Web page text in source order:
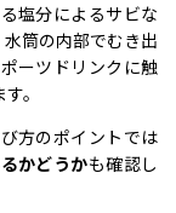
塩分によるサビな
筒の内部でむき出
ーツドリンクに触
。
方のポイントでは
かどうかも確認し